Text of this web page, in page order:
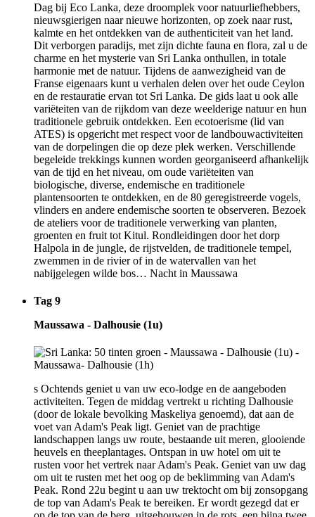
Dag bij Eco Lanka, deze droomplek voor natuurliefhebbers,
nieuwsgierigen naar nieuwe horizonten, op zoek naar rust,
kalmte en het ontdekken van de authenticiteit van het land.
Dit verborgen paradijs, met zijn dichte fauna en flora, zal u de
charme en het mysterie van Sri Lanka onthullen, in totale
harmonie met de natuur. Tijdens de aanwezigheid van de
Franse eigenaars kunt u verhalen delen over het oude Ceylon
en de restauratie ervan tot Sri Lanka. De gids laat u ook alle
variëteiten van de rijkdom van deze weelderige natuur en hun
traditionele gebruik ontdekken. Een ecotoerisme (lid van
ATES) is opgericht met respect voor de landbouwactiviteiten
van de dorpelingen die op deze plek werken. Verschillende
begeleide trekkings kunnen worden georganiseerd afhankelijk
van de tijd en het niveau, om oude variëteiten van
biologische, diverse, endemische en traditionele
plantensoorten te ontdekken, en de 80 geregistreerde vogels,
vlinders en andere endemische soorten te observeren. Bezoek
de ateliers voor de traditionele verwerking van planten,
groenten en fruit tot Kitul. Rondleidingen door het dorp
Halpola in de jungle, de rijstvelden, de traditionele tempel,
zwemmen in de rivier of in de watervallen van het
nabijgelegen wilde bos… Nacht in Maussawa
Tag 9
Maussawa - Dalhousie (1u)
s Ochtends geniet u van uw eco-lodge en de aangeboden
activiteiten. Tegen de middag vertrekt u richting Dalhousie
(door de lokale bevolking Maskeliya genoemd), dat aan de
voet van Adam's Peak ligt. Geniet van de prachtige
landschappen langs uw route, bestaande uit meren, glooiende
heuvels en theeplantages. Ontspan in uw hotel om uit te
rusten voor het vertrek naar Adam's Peak. Geniet van uw dag
om uit te rusten met het oog op de beklimming van Adam's
Peak. Rond 22u begint u aan uw trektocht om bij zonsopgang
de top van Adam's Peak te bereiken. Er wordt gezegd dat er